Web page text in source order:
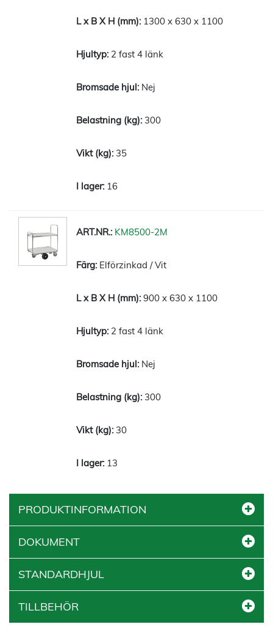
1300 x 630 x 1100
2 fast 4 länk
Nej
300
35
16
KM8500-2M
Elförzinkad / Vit
900 x 630 x 1100
2 fast 4 länk
Nej
300
30
13
PRODUKTINFORMATION
DOKUMENT
STANDARDHJUL
TILLBEHÖR